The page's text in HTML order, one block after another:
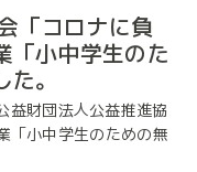
「コロナに負
「小中学生のた
。
財団法人公益推進協
「小中学生のための無